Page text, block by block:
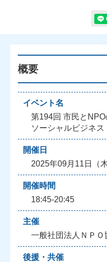
概要
イベント名
第194回 市民と
ソーシャルビジネ
開催日
2025年09月11日（木
開催時間
18:45-20:45
主催
一般社団法人ＮＰＯ
後援・共催